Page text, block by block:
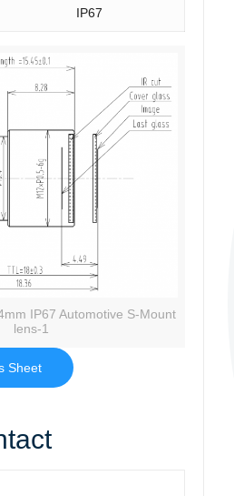
IP67
IP67 Automotive S-Mount
lens-1
Sheet